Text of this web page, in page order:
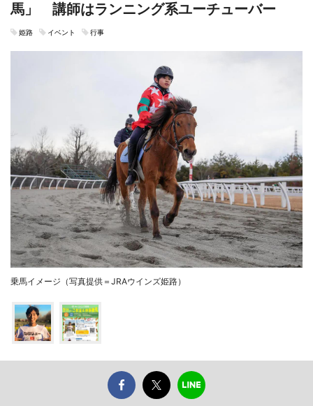
馬」 講師はランニング系ユーチューバー
姫路 イベント 行事
乗馬イメージ（写真提供＝JRAウインズ姫路）